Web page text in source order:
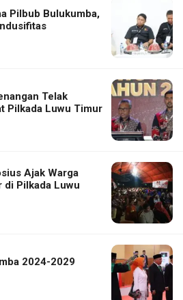
Pilbub Bulukumba,
Telak
Pilkada Luwu Timur
Ajak Warga
di Pilkada Luwu
2024-2029